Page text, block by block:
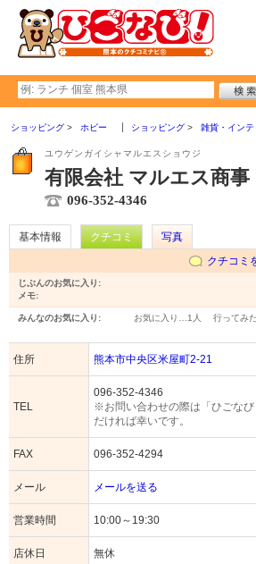
ショッピング ホビー ショッピング 雑貨・インテ
ユウゲンガイシャマルエスショウジ
有限会社 マルエス商事
096-352-4346
基本情報 クチコミ
写真
クチコミ
じぶんのお気に入り:
メモ:
みんなのお気に入り: お気に入り… 1人 行ってみ
住所 熊本市中央区米屋町2-21
TEL
096-352-4346
※お問い合わせの際は「ひごな
だければ幸いです。
FAX 096-352-4294
メール メールを送る
営業時間 10:00～19:30
店休日 無休